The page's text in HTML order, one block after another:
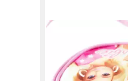
Umhängetasche
Mädchen
cm